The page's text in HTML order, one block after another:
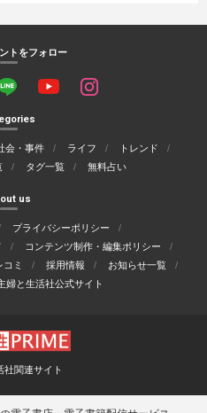
トをフォロー
会・事件 ライフ
トレンド
タグ一覧 無料占い
us
プライバシーポリシー
コンテンツ制作・編集ポリシー
コミ 採用情報
お知らせ一覧
婦と生活社公式サイト
社関連サイト